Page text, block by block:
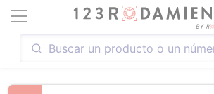
Loading...